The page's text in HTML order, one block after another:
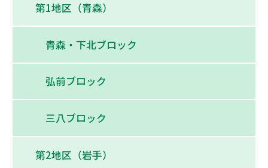
第1地区（青森）
青森・下北ブロック
弘前ブロック
三八ブロック
第2地区（岩手）